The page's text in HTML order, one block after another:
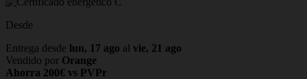
Desde
Entrega desde lun, 17 ago al vie, 21 ago
Vendido por Orange
Ahorra 200€ vs PVPr